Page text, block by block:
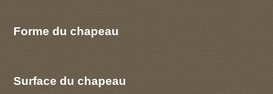
Forme du chapeau
Surface du chapeau